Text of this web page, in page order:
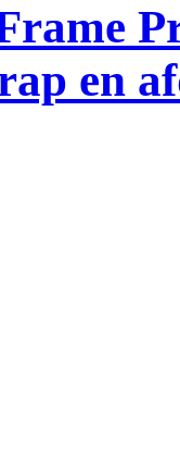
en